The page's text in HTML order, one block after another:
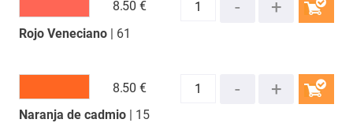
Rojo Veneciano| 61
8.50 €
Naranja de cadmio| 15
8.50 €